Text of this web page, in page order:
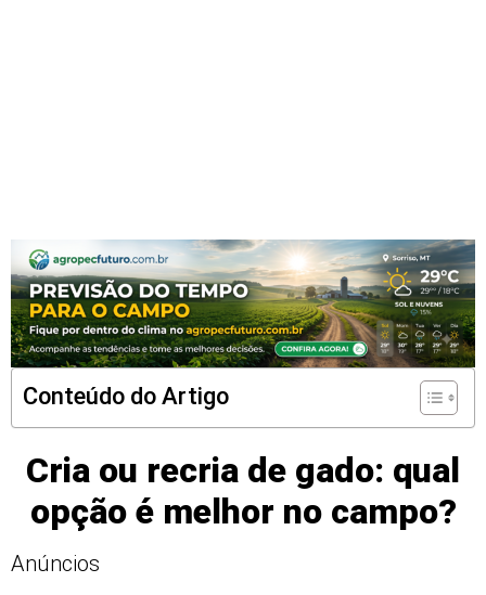
Conteúdo do Artigo
Cria ou recria de gado: qual
opção é melhor no campo?
Anúncios